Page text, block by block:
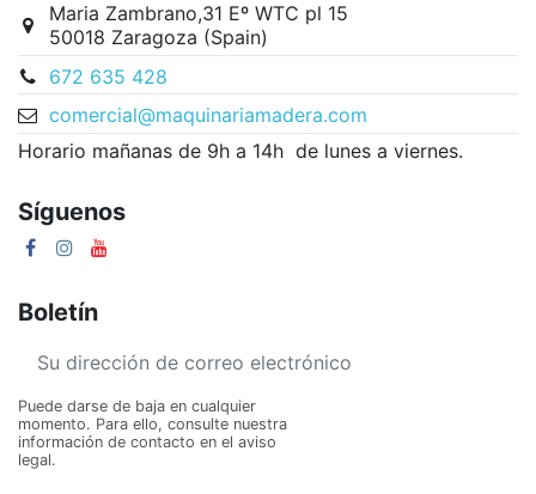
Maria Zambrano,31 Eº WTC pl 15
50018 Zaragoza (Spain)
672 635 428
comercial@maquinariamadera.com
Horario mañanas de 9h a 14h de lunes a viernes.
Síguenos
Boletín
Puede darse de baja en cualquier
momento. Para ello, consulte nuestra
información de contacto en el aviso
legal.